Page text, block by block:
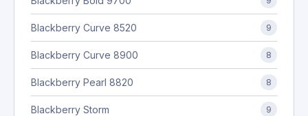
Blackberry Curve 8520 9
Blackberry Curve 8900 8
Blackberry Pearl 8820 8
Blackberry Storm 9